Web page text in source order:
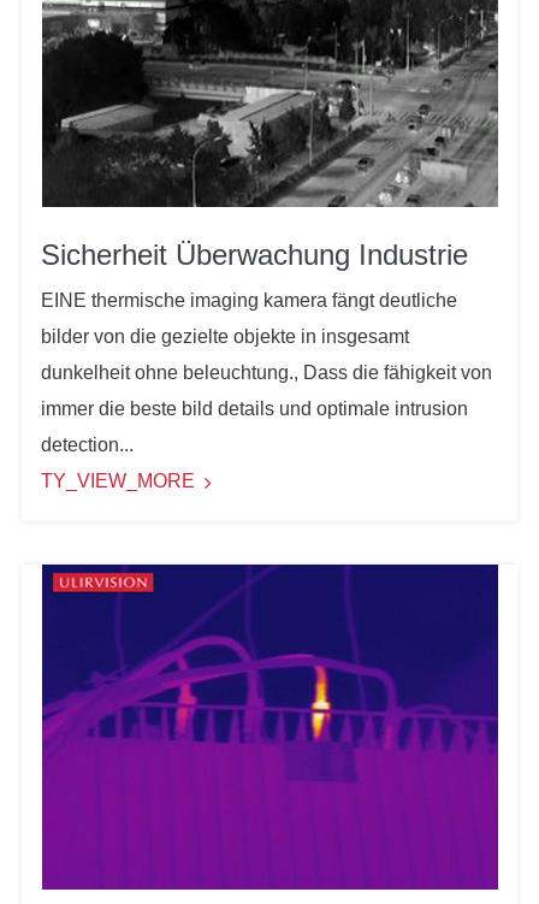
Sicherheit Überwachung Industrie
EINE thermische imaging kamera fängt deutliche
bilder von die gezielte objekte in insgesamt
dunkelheit ohne beleuchtung., Dass die fähigkeit von
immer die beste bild details und optimale intrusion
detection...
TY_VIEW_MORE